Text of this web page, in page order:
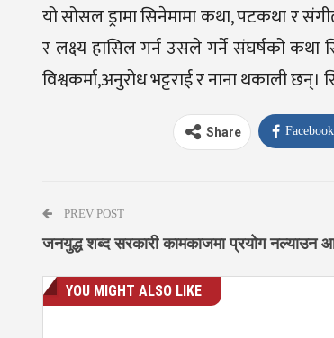
यो सोसल ड्रामा सिनेमामा कथा, पटकथा र
र लक्ष्य हासिल गर्न उसले गर्ने संघर्षको कथा
विश्वकर्मा,अनुरोध भट्टराई र नाना थकाली
Share Facebook
PREV POST
जनयुद्ध शब्द सरकारी कामकाजमा प्रयोग नल्याउन
YOU MIGHT ALSO LIKE